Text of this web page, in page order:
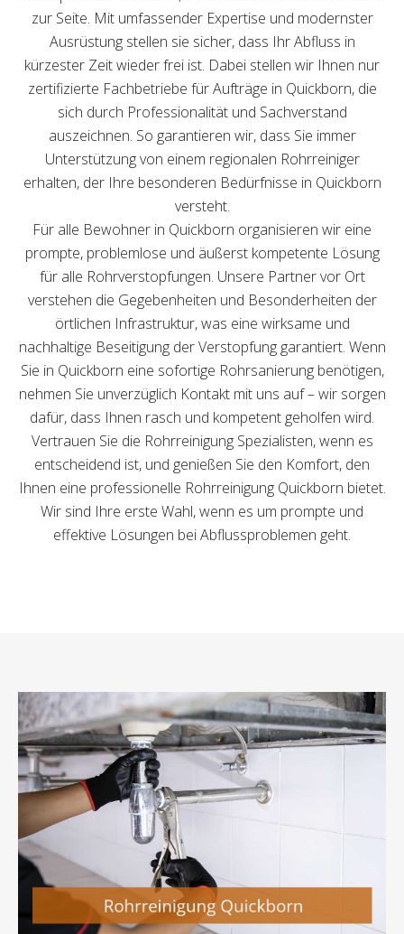
zur Seite. Mit umfassender Expertise und modernster
Ausrüstung stellen sie sicher, dass Ihr Abfluss in
kürzester Zeit wieder frei ist. Dabei stellen wir Ihnen nur
zertifizierte Fachbetriebe für Aufträge in Quickborn, die
sich durch Professionalität und Sachverstand
auszeichnen. So garantieren wir, dass Sie immer
Unterstützung von einem regionalen Rohrreiniger
erhalten, der Ihre besonderen Bedürfnisse in Quickborn
versteht.
Für alle Bewohner in Quickborn organisieren wir eine
prompte, problemlose und äußerst kompetente Lösung
für alle Rohrverstopfungen. Unsere Partner vor Ort
verstehen die Gegebenheiten und Besonderheiten der
örtlichen Infrastruktur, was eine wirksame und
nachhaltige Beseitigung der Verstopfung garantiert. Wenn
Sie in Quickborn eine sofortige Rohrsanierung benötigen,
nehmen Sie unverzüglich Kontakt mit uns auf – wir sorgen
dafür, dass Ihnen rasch und kompetent geholfen wird.
Vertrauen Sie die Rohrreinigung Spezialisten, wenn es
entscheidend ist, und genießen Sie den Komfort, den
Ihnen eine professionelle Rohrreinigung Quickborn bietet.
Wir sind Ihre erste Wahl, wenn es um prompte und
effektive Lösungen bei Abflussproblemen geht.